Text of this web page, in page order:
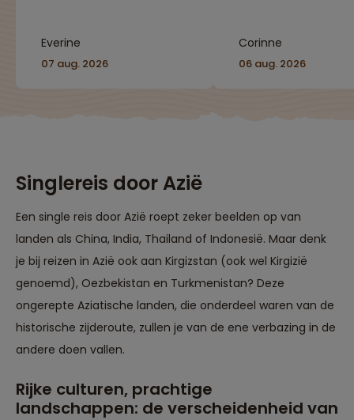
Everine
07 aug. 2026
Corinne
06 aug. 2026
Singlereis door Azië
Een single reis door Azië roept zeker beelden op van
landen als China, India, Thailand of Indonesië. Maar denk
je bij reizen in Azië ook aan Kirgizstan (ook wel Kirgizië
genoemd), Oezbekistan en Turkmenistan? Deze
ongerepte Aziatische landen, die onderdeel waren van de
historische zijderoute, zullen je van de ene verbazing in de
andere doen vallen.
Rijke culturen, prachtige
landschappen: de verscheidenheid van